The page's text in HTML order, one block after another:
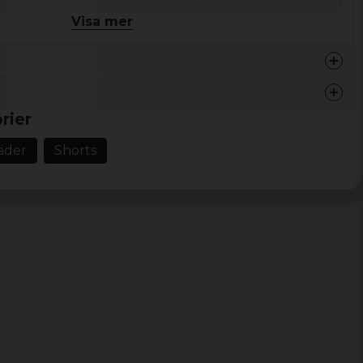
dragsnodd
och en bakficka
Visa mer
Shorts